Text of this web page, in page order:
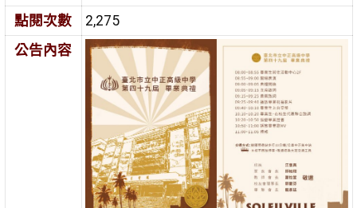
點閱次數
2,275
公告內容